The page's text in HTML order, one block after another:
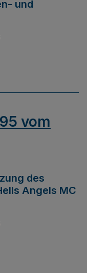
und
vom
des
Angels MC